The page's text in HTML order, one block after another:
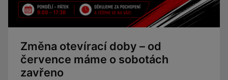
Změna otevírací doby – od
července máme o sobotách
zavřeno